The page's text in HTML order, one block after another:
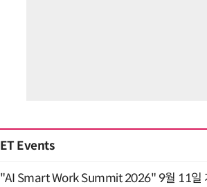
ET Events
"AI Smart Work Summit 2026" 9월 11일